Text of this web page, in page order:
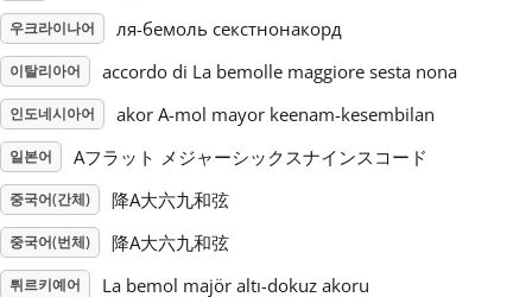
Türkçe
Українська
简体中文
繁體中文
우크라이나어 ля-бемоль секстнонакорд
이탈리아어 accordo di La bemolle maggiore sesta nona
인도네시아어 akor A-mol mayor keenam-kesembilan
일본어 Aフラット メジャーシックスナインスコード
중국어(간체) 降A大六九和弦
중국어(번체) 降A大六九和弦
튀르키예어 La bemol majör altı-dokuz akoru